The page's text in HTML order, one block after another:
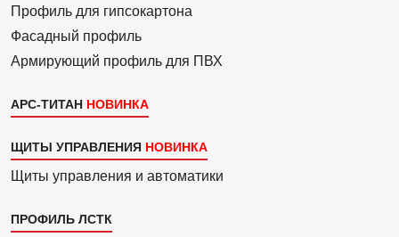
3
Профиль для гипсо­картона
Фасадный профиль
Армиру­ю­щий профиль для ПВХ
АРС-ТИТАН
ЩИТЫ УПРАВЛЕНИЯ
Щиты управления и автоматики
ПРОФИЛЬ ЛСТК